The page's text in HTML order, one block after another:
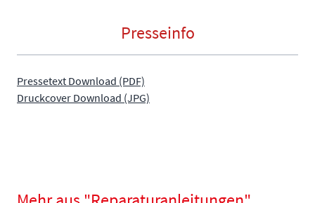
Presseinfo
Pressetext Download (PDF)
Druckcover Download (JPG)